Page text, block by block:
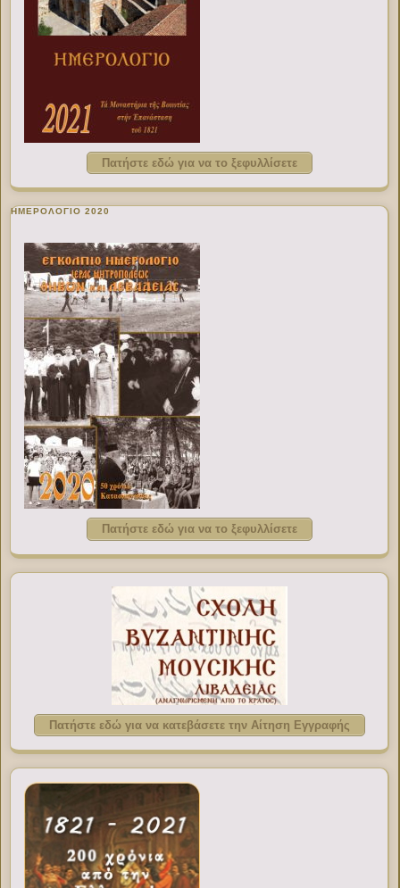
Πατήστε εδώ για να το ξεφυλλίσετε
ΗΜΕΡΟΛΟΓΙΟ 2020
Πατήστε εδώ για να το ξεφυλλίσετε
Πατήστε εδώ για να κατεβάσετε την Αίτηση Εγγραφής